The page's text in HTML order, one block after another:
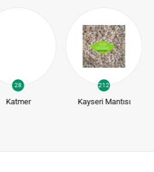
28
Katmer
212
Kayseri Mantısı